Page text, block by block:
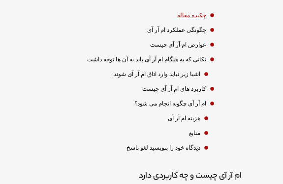
چکیده مقاله
چگونگی عملکرد ام آر آی
عوارض ام آر آی چیست
نکاتی که به هنگام ام آر آی باید به آن ها توجه داشت
اشیا زیر نباید وارد اتاق ام آر آی شوند:
کاربرد های ام آر آی چیست
ام آر آی چگونه انجام می شود؟
هزینه ام آر آی
منابع
دیدگاه‌ خود را بنویسید لغو پاسخ
ام آر آی چیست و چه کاربردی دارد